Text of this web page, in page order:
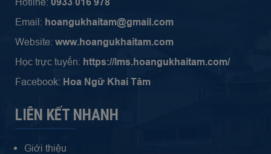
Email: hoangukhaitam@gmail.com
Website: www.hoangukhaitam.com
Học trực tuyến: https://lms.hoangukhaitam.com/
Facebook: Hoa Ngữ Khai Tâm
LIÊN KẾT NHANH
Giới thiệu